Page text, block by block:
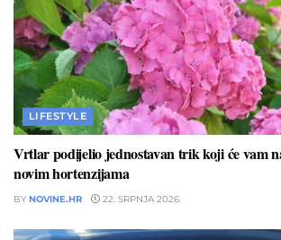
LIFESTYLE
Vrtlar podijelio jednostavan trik koji će vam
novim hortenzijama
BY NOVINE.HR 22. SRPNJA 2026.